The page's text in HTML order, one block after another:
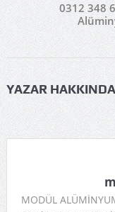
0312 348
YAZAR HAKKINDA
MODÜL